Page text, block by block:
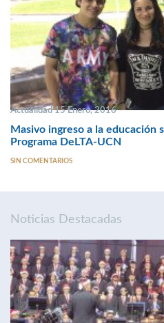
Actualidad 15 Enero, 2016
Masivo ingreso a la educación
Programa DeLTA-UCN
SIN COMENTARIOS
Noticias Destacadas